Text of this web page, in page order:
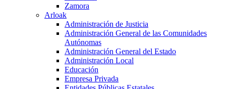
Zamora
Arloak
Administración de Justicia
Administración General de las Comunidades
Autónomas
Administración General del Estado
Administración Local
Educación
Empresa Privada